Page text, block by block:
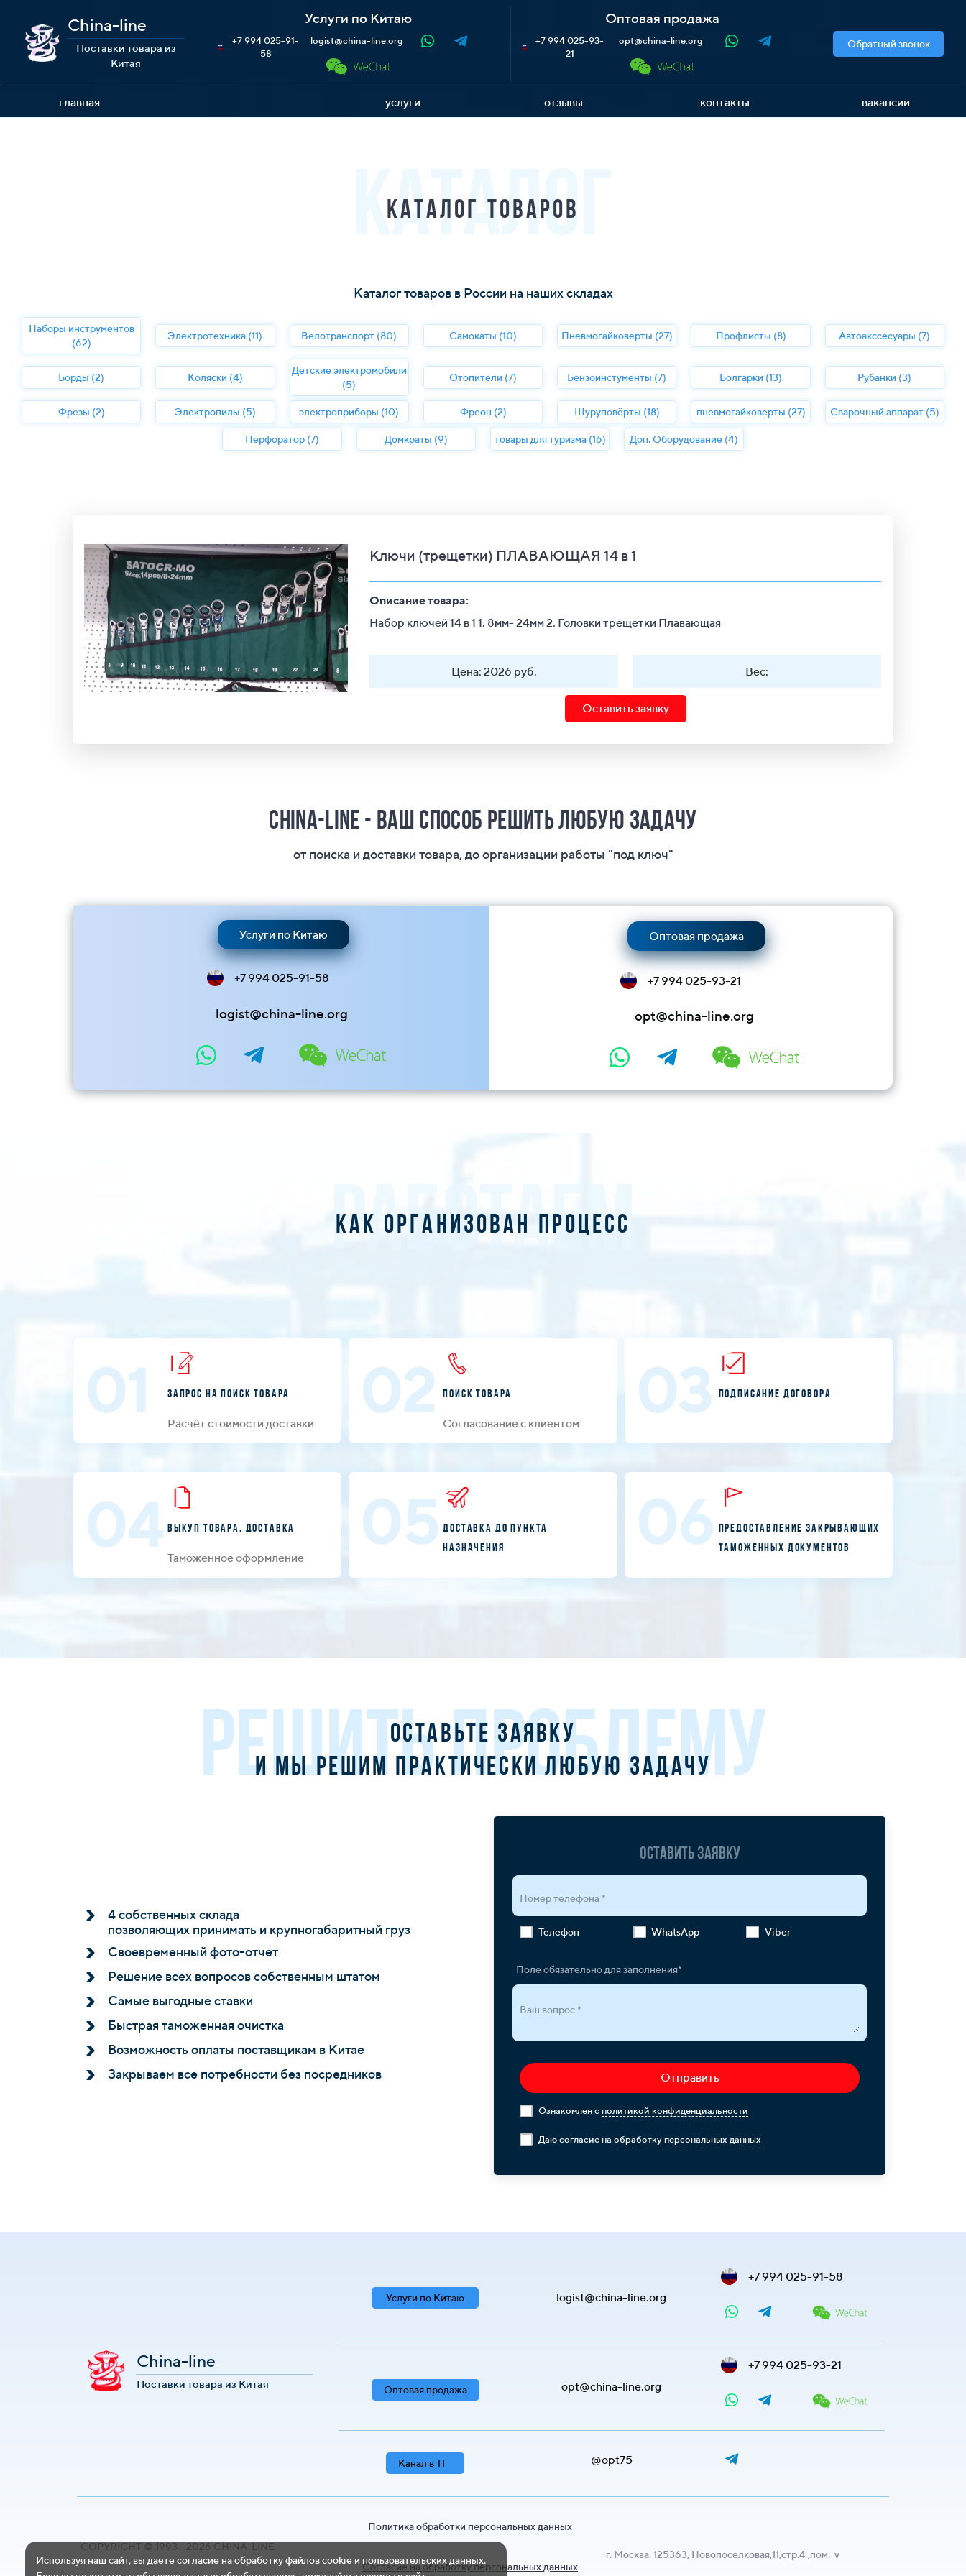
China-line
Поставки товара из
Китая
Услуги по Китаю
+7 994 025-91-
58
logist@china-line.org
Оптовая продажа
+7 994 025-93-
21
opt@china-line.org Обратный звонок
главная услуги отзывы контакты вакансии
КАТАЛОГ
Каталог товаров
Каталог товаров в России на наших складах
Наборы инструментов
(62)
Электротехника (11) Велотранспорт (80) Самокаты (10) Пневмогайковерты (27) Профлисты (8) Автоакссесуары (7)
Борды (2) Коляски (4)
Детские электромобили
(5)
Отопители (7) Бензоинстументы (7) Болгарки (13) Рубанки (3)
Фрезы (2) Электропилы (5) электроприборы (10) Фреон (2) Шуруповёрты (18) пневмогайковерты (27) Сварочный аппарат (5)
Перфоратор (7) Домкраты (9) товары для туризма (16) Доп. Оборудование (4)
Ключи (трещетки) ПЛАВАЮЩАЯ 14 в 1
Описание товара:
Набор ключей 14 в 1 1. 8мм- 24мм 2. Головки трещетки Плавающая
Цена: 2026 руб. Вес:
Оставить заявку
China-Line - ваш способ решить любую задачу
от поиска и доставки товара, до организации работы "под ключ"
Услуги по Китаю
+7 994 025-91-58
logist@china-line.org
Оптовая продажа
+7 994 025-93-21
opt@china-line.org
РАБОТАЕМ
Как организован процесс
01 Запрос на поиск товара
Расчёт стоимости доставки 02 Поиск товара
Согласование с клиентом 03 Подписание договора
04 Выкуп товара. Доставка
Таможенное оформление
05 Доставка до пункта
назначения
06
Предоставление закрывающих
таможенных документов
РЕШИТЬ ПРОБЛЕМУ
Оставьте заявку
и мы решим практически любую задачу
4 собственных склада
позволяющих принимать и крупногабаритный груз
Своевременный фото-отчет
Решение всех вопросов собственным штатом
Самые выгодные ставки
Быстрая таможенная очистка
Возможность оплаты поставщикам в Китае
Закрываем все потребности без посредников
Оставить заявку
Номер телефона *
Телефон WhatsApp Viber
Поле обязательно для заполнения*
Ваш вопрос *
Отправить
Ознакомлен с политикой конфиденциальности
Даю согласие на обработку персональных данных
China-line
Поставки товара из Китая
Услуги по Китаю logist@china-line.org
+7 994 025-91-58
Оптовая продажа opt@china-line.org
+7 994 025-93-21
Канал в ТГ @opt75
COPYRIGHT © 1993 - 2026 CHINA-LINE
Политика обработки персональных данных
Согласие на обработку персональных данных
г. Москва. 125363, Новопоселковая,11,стр.4 ,пом. v
Используя наш сайт, вы даете согласие на обработку файлов cookie и пользовательских данных.